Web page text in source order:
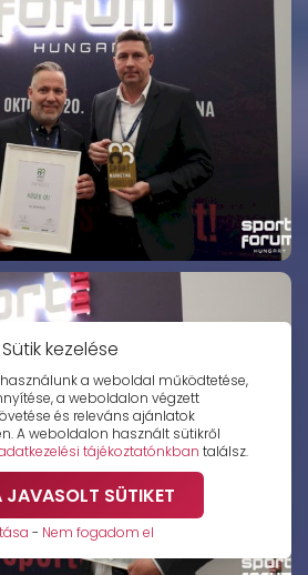
Sütik kezelése
a weboldal működtetése,
a weboldalon végzett
és releváns ajánlatok
A weboldalon használt sütikről
tájékoztatónkban találsz.
SÜTIKET
- Nem fogadom el